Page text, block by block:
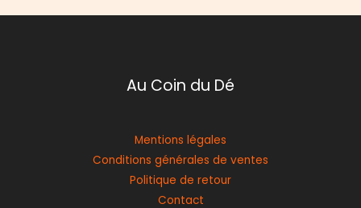
Au Coin du Dé
Mentions légales
Conditions générales de ventes
Politique de retour
Contact